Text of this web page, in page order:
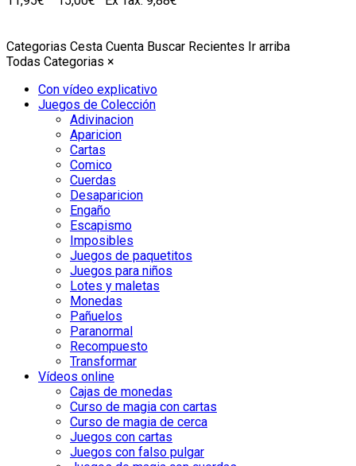
Categorias Cesta Cuenta Buscar Recientes Ir arriba
Todas Categorias ×
Con vídeo explicativo
Juegos de Colección
Adivinacion
Aparicion
Cartas
Comico
Cuerdas
Desaparicion
Engaño
Escapismo
Imposibles
Juegos de paquetitos
Juegos para niños
Lotes y maletas
Monedas
Pañuelos
Paranormal
Recompuesto
Transformar
Vídeos online
Cajas de monedas
Curso de magia con cartas
Curso de magia de cerca
Juegos con cartas
Juegos con falso pulgar